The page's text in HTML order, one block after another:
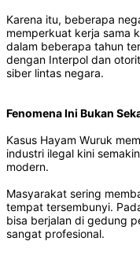
Karena itu, beberapa
memperkuat kerja sama
dalam beberapa tahun
dengan Interpol dan
siber lintas negara.
Fenomena Ini Bukan
Kasus Hayam Wuruk
industri ilegal kini
modern.
Masyarakat sering
tempat tersembunyi.
bisa berjalan di gedung
sangat profesional.